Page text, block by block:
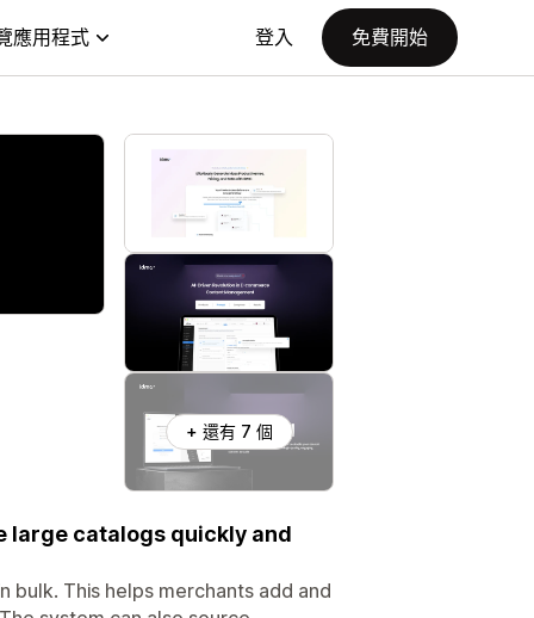
應用程式 登入 免費開始
+ 還有 7 個
large catalogs quickly and
bulk. This helps merchants add and